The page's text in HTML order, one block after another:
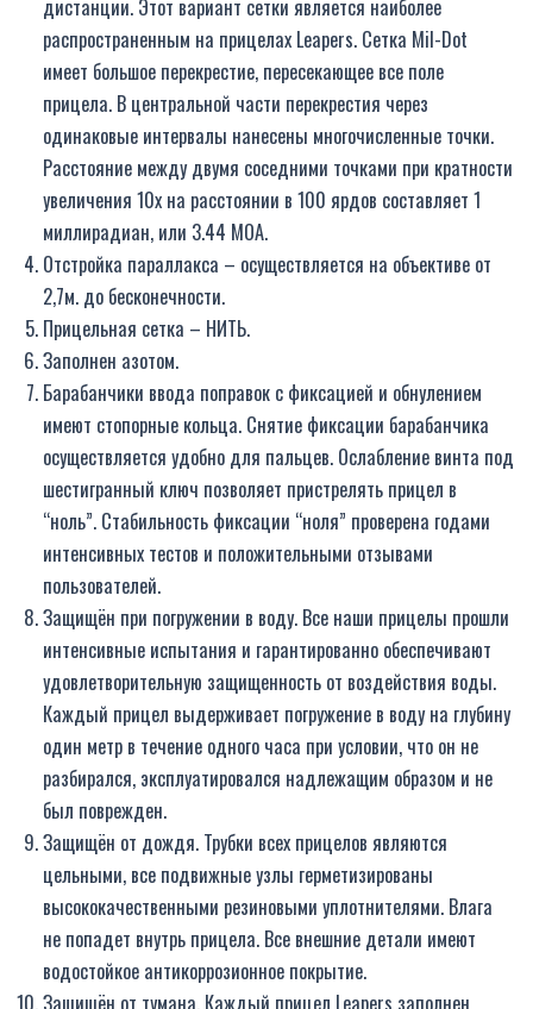
дистанции. Этот вариант сетки является наиболее
распространенным на прицелах Leapers. Сетка Mil-Dot
имеет большое перекрестие, пересекающее все поле
прицела. В центральной части перекрестия через
одинаковые интервалы нанесены многочисленные точки.
Расстояние между двумя соседними точками при кратности
увеличения 10х на расстоянии в 100 ярдов составляет 1
миллирадиан, или 3.44 МОА.
Отстройка параллакса – осуществляется на объективе от
2,7м. до бесконечности.
Прицельная сетка – НИТЬ.
Заполнен азотом.
Барабанчики ввода поправок с фиксацией и обнулением
имеют стопорные кольца. Снятие фиксации барабанчика
осуществляется удобно для пальцев. Ослабление винта под
шестигранный ключ позволяет пристрелять прицел в
“ноль”. Стабильность фиксации “ноля” проверена годами
интенсивных тестов и положительными отзывами
пользователей.
Защищён при погружении в воду. Все наши прицелы прошли
интенсивные испытания и гарантированно обеспечивают
удовлетворительную защищенность от воздействия воды.
Каждый прицел выдерживает погружение в воду на глубину
один метр в течение одного часа при условии, что он не
разбирался, эксплуатировался надлежащим образом и не
был поврежден.
Защищён от дождя. Трубки всех прицелов являются
цельными, все подвижные узлы герметизированы
высококачественными резиновыми уплотнителями. Влага
не попадет внутрь прицела. Все внешние детали имеют
водостойкое антикоррозионное покрытие.
Защищён от тумана. Каждый прицел Leapers заполнен